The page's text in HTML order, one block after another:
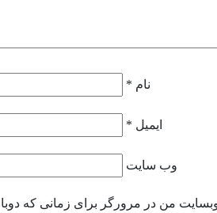
نام *
ایمیل *
وب‌ سایت
وبسایت من در مرورگر برای زمانی که